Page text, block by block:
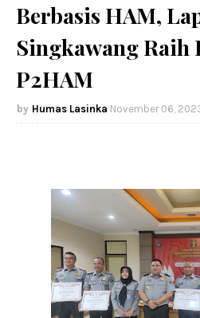
Berbasis HAM,
Singkawang Raih
P2HAM
Humas Lasinka November 06,